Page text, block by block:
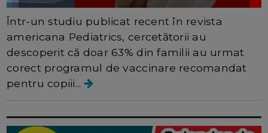
Într-un studiu publicat recent în revista
americana Pediatrics, cercetătorii au
descoperit că doar 63% din familii au urmat
corect programul de vaccinare recomandat
pentru copiii...